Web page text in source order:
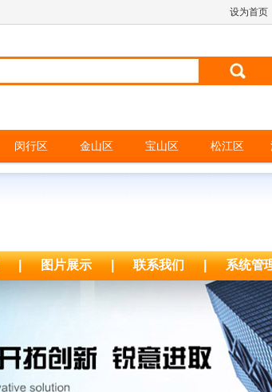
设为首页
闵行区 金山区 宝山区 松江区
| 图片展示 | 联系我们 | 系统管